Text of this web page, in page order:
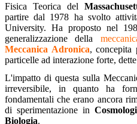
Fisica Teorica del
partire dal 1978 ha svolto
University. Ha proposto nel
generalizzazione della
Meccanica Adronica, concepita
particelle ad interazione forte, dette
L'impatto di questa sulla
irreversibile, in quanto ha
fondamentali che erano ancora
di sperimentazione in
Biologia.